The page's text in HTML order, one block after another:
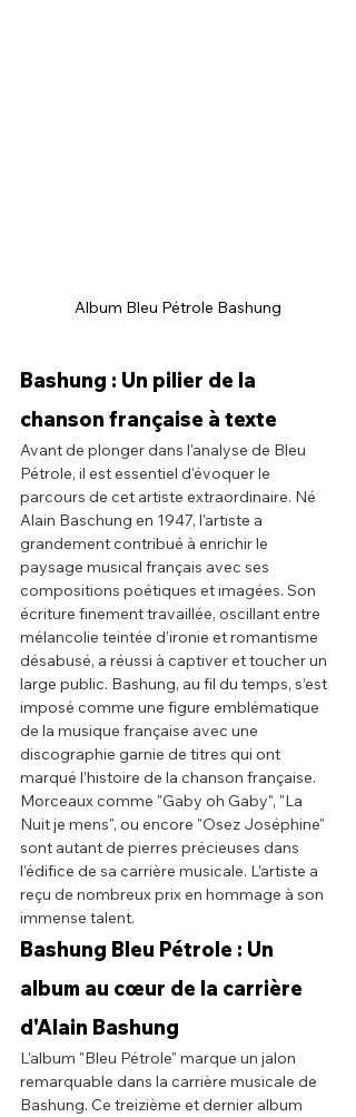
Album Bleu Pétrole Bashung
Bashung : Un pilier de la
chanson française à texte
Avant de plonger dans l'analyse de Bleu
Pétrole, il est essentiel d'évoquer le
parcours de cet artiste extraordinaire. Né
Alain Baschung en 1947, l'artiste a
grandement contribué à enrichir le
paysage musical français avec ses
compositions poétiques et imagées. Son
écriture finement travaillée, oscillant entre
mélancolie teintée d’ironie et romantisme
désabusé, a réussi à captiver et toucher un
large public. Bashung, au fil du temps, s’est
imposé comme une figure emblématique
de la musique française avec une
discographie garnie de titres qui ont
marqué l’histoire de la chanson française.
Morceaux comme "Gaby oh Gaby", "La
Nuit je mens", ou encore "Osez Joséphine"
sont autant de pierres précieuses dans
l’édifice de sa carrière musicale. L’artiste a
reçu de nombreux prix en hommage à son
immense talent.
Bashung Bleu Pétrole : Un
album au cœur de la carrière
d'Alain Bashung
L'album "Bleu Pétrole" marque un jalon
remarquable dans la carrière musicale de
Bashung. Ce treizième et dernier album